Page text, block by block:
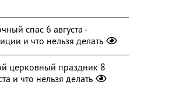
спас 6 августа -
и что нельзя делать
церковный праздник 8
и что нельзя делать